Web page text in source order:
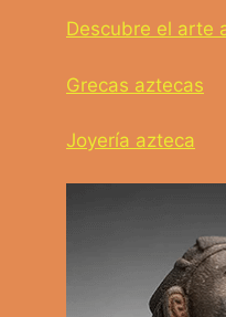
Descubre el arte
Grecas aztecas
Joyería azteca